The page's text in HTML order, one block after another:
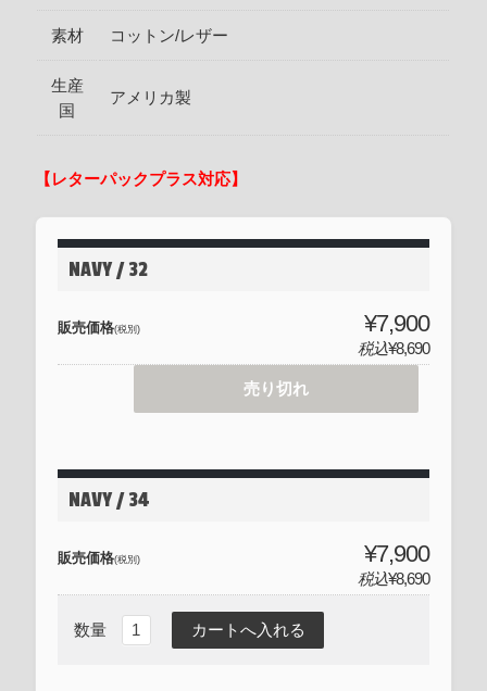
素材 コットン/レザー
生産
国
アメリカ製
【レターパックプラス対応】
NAVY / 32
販売価格(税別) ¥7,900
税込¥8,690
売り切れ
NAVY / 34
販売価格(税別) ¥7,900
税込¥8,690
数量